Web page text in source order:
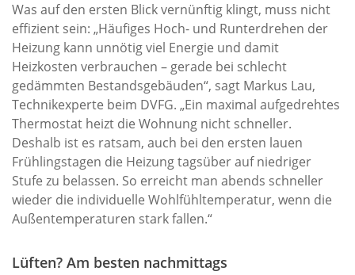
Was auf den ersten Blick vernünftig klingt, muss nicht
effizient sein: „Häufiges Hoch- und Runterdrehen der
Heizung kann unnötig viel Energie und damit
Heizkosten verbrauchen – gerade bei schlecht
gedämmten Bestandsgebäuden“, sagt Markus Lau,
Technikexperte beim DVFG. „Ein maximal aufgedrehtes
Thermostat heizt die Wohnung nicht schneller.
Deshalb ist es ratsam, auch bei den ersten lauen
Frühlingstagen die Heizung tagsüber auf niedriger
Stufe zu belassen. So erreicht man abends schneller
wieder die individuelle Wohlfühltemperatur, wenn die
Außentemperaturen stark fallen.“
Lüften? Am besten nachmittags